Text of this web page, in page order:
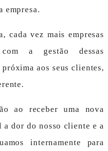
empresa.
cada vez mais empresas
a gestão dessas
aos seus clientes,
ao receber uma nova
a dor do nosso cliente e a
internamente para